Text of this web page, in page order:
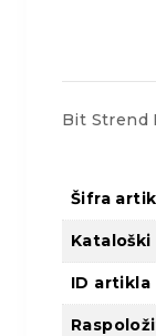
Bit Strend
Šifra
Kataloški
ID artikla